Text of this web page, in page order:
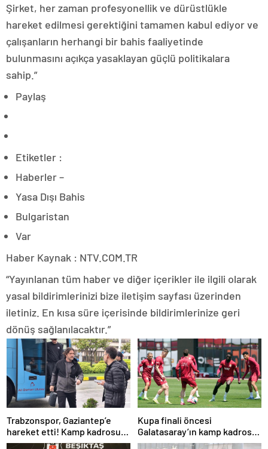
Şirket, her zaman profesyonellik ve dürüstlükle
hareket edilmesi gerektiğini tamamen kabul ediyor ve
çalışanların herhangi bir bahis faaliyetinde
bulunmasını açıkça yasaklayan güçlü politikalara
sahip.”
Paylaş
Etiketler :
Haberler –
Yasa Dışı Bahis
Bulgaristan
Var
Haber Kaynak : NTV.COM.TR
“Yayınlanan tüm haber ve diğer içerikler ile ilgili olarak
yasal bildirimlerinizi bize iletişim sayfası üzerinden
iletiniz. En kısa süre içerisinde bildirimlerinize geri
dönüş sağlanılacaktır.”
Trabzonspor, Gaziantep’e
hareket etti! Kamp kadrosu
açıklandı…
Kupa finali öncesi
Galatasaray’ın kamp kadrosu
belli oldu!